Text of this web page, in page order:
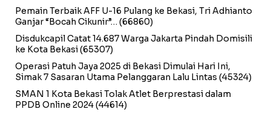
Pemain Terbaik AFF U-16 Pulang ke Bekasi, Tri Adhianto
Ganjar “Bocah Cikunir”… (66860)
Disdukcapil Catat 14.687 Warga Jakarta Pindah Domisili
ke Kota Bekasi(65307)
Operasi Patuh Jaya 2025 di Bekasi Dimulai Hari Ini,
Simak 7 Sasaran Utama Pelanggaran Lalu Lintas (45324)
SMAN 1 Kota Bekasi Tolak Atlet Berprestasi dalam
PPDB Online 2024(44614)